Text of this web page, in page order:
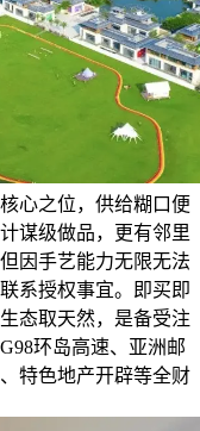
心之位，供给糊口便
谋级做品，更有邻里
因手艺能力无限无法
系授权事宜。即买即
态取天然，是备受注
环岛高速、亚洲邮
特色地产开辟等全财